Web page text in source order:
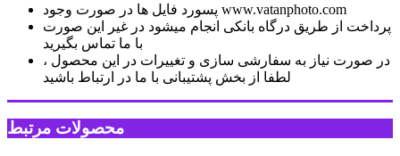
پسورد فایل ها در صورت وجود www.vatanphoto.com
پرداخت از طریق درگاه بانکی انجام میشود در غیر این صورت
با ما تماس بگیرید
در صورت نیاز به سفارشی سازی و تغییرات در این محصول ،
لطفا از بخش پشتیبانی با ما در ارتباط باشید
محصولات مرتبط